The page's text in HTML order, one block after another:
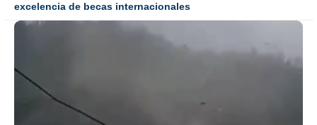
excelencia de becas internacionales